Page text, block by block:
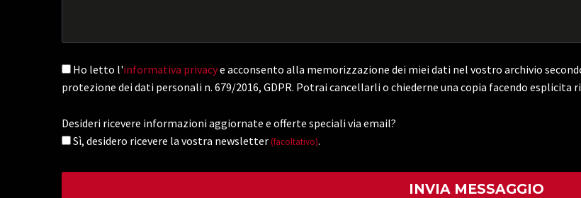
Ho letto l'informativa privacye acconsento alla memorizzazione dei miei dati nel vostro archivio
protezione dei dati personali n. 679/2016, GDPR. Potrai cancellarli o chiederne una copia facendo esplicita
Desideri ricevere informazioni aggiornate e offerte speciali via email?
Sì, desidero ricevere la vostra newsletter (facoltativo).